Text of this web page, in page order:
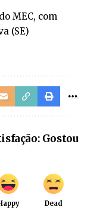
MEC, com
(SE)
Gostou
Dead